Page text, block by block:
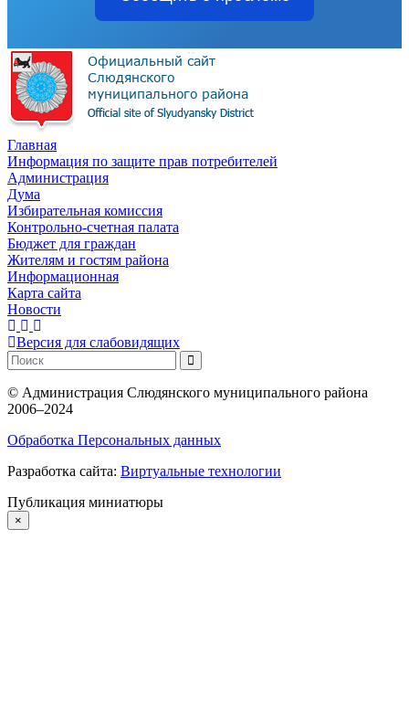
Главная
Информация по защите прав потребителей
Администрация
Дума
Избирательная комиссия
Контрольно-счетная палата
Бюджет для граждан
Жителям и гостям района
Информационная
Карта сайта
Новости
Версия для слабовидящих
© Администрация Слюдянского муниципального района
2006–2024
Обработка Персональных данных
Разработка сайта: Виртуальные технологии
Публикация миниатюры
×